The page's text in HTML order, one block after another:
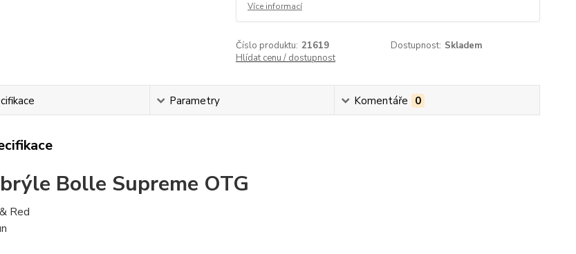
Více informací
Číslo produktu: 21619 Dostupnost: Skladem
Hlídat cenu / dostupnost
Parametry Komentáře 0
Bolle Supreme OTG
Red